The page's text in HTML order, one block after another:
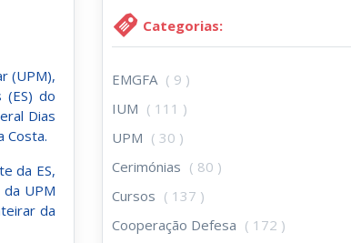
(UPM),
(ES) do
Dias
Costa.
da ES,
UPM
da
Categorias:
EMGFA ( 9 )
IUM ( 111 )
UPM ( 30 )
Cerimónias ( 80 )
Cursos ( 137 )
Cooperação Defesa ( 172 )